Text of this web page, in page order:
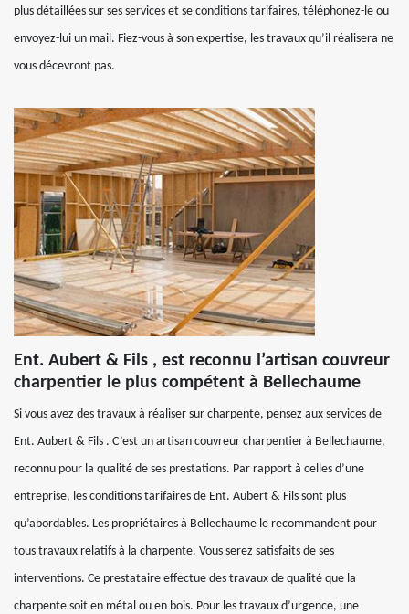
plus détaillées sur ses services et se conditions tarifaires, téléphonez-le ou
envoyez-lui un mail. Fiez-vous à son expertise, les travaux qu’il réalisera ne
vous décevront pas.
Ent. Aubert & Fils , est reconnu l’artisan couvreur
charpentier le plus compétent à Bellechaume
Si vous avez des travaux à réaliser sur charpente, pensez aux services de
Ent. Aubert & Fils . C’est un artisan couvreur charpentier à Bellechaume,
reconnu pour la qualité de ses prestations. Par rapport à celles d’une
entreprise, les conditions tarifaires de Ent. Aubert & Fils sont plus
qu’abordables. Les propriétaires à Bellechaume le recommandent pour
tous travaux relatifs à la charpente. Vous serez satisfaits de ses
interventions. Ce prestataire effectue des travaux de qualité que la
charpente soit en métal ou en bois. Pour les travaux d’urgence, une